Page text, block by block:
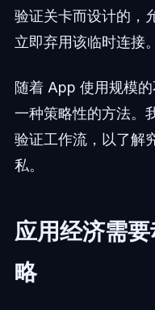
验证关卡而设计的，
立即弃用该临时连接。
随着 App 使用规模
一种策略性的方法。
验证工作流，以了解
私。
应用经济需
略